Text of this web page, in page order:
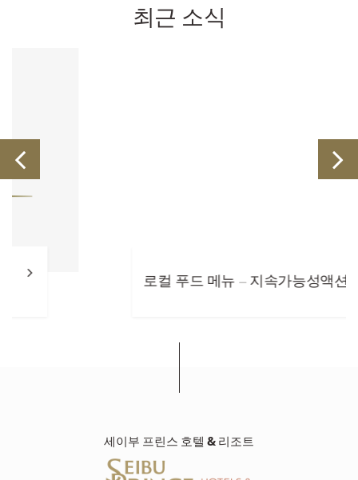
최근 소식
로컬 푸드 메뉴 – 지속가능성액션
세이부 프린스 호텔 & 리조트